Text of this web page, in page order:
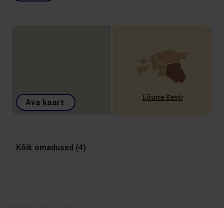
Ava kaart
Lõuna-Eesti
Kõik omadused (4)